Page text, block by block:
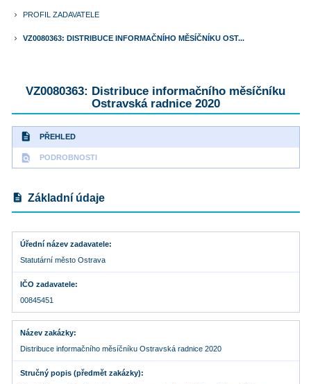
keyboard_arrow_right PROFIL ZADAVATELE
keyboard_arrow_right VZ0080363: DISTRIBUCE INFORMAČNÍHO MĚSÍČNÍKU OST...
VZ0080363: Distribuce informačního měsíčníku
Ostravská radnice 2020
description PŘEHLED
find_in_page PODROBNOSTI
description Základní údaje
Úřední název zadavatele
Statutární město Ostrava
IČO zadavatele
00845451
Název zakázky
Distribuce informačního měsíčníku Ostravská radnice 2020
Stručný popis (předmět zakázky)